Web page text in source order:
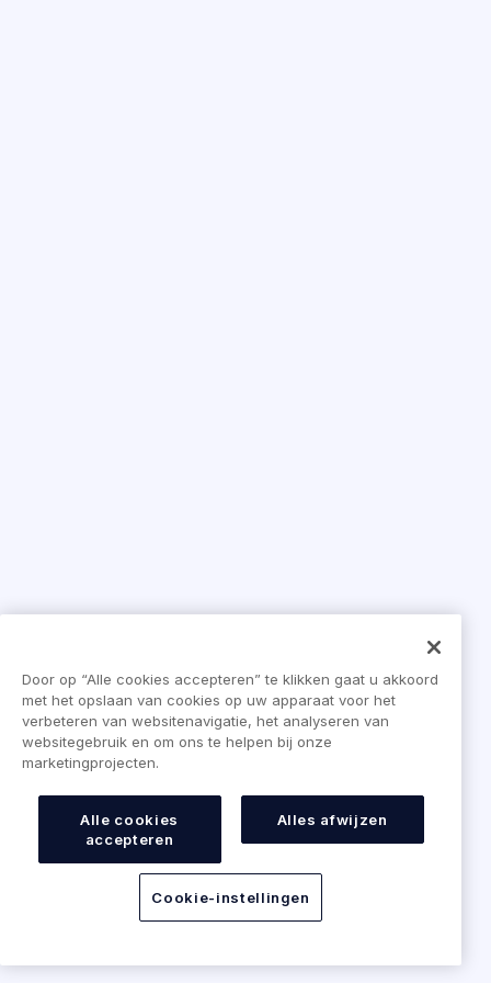
Door op “Alle cookies accepteren” te klikken gaat u akkoord
met het opslaan van cookies op uw apparaat voor het
verbeteren van websitenavigatie, het analyseren van
websitegebruik en om ons te helpen bij onze
marketingprojecten.
Alle cookies
accepteren
Alles afwijzen
Cookie-instellingen